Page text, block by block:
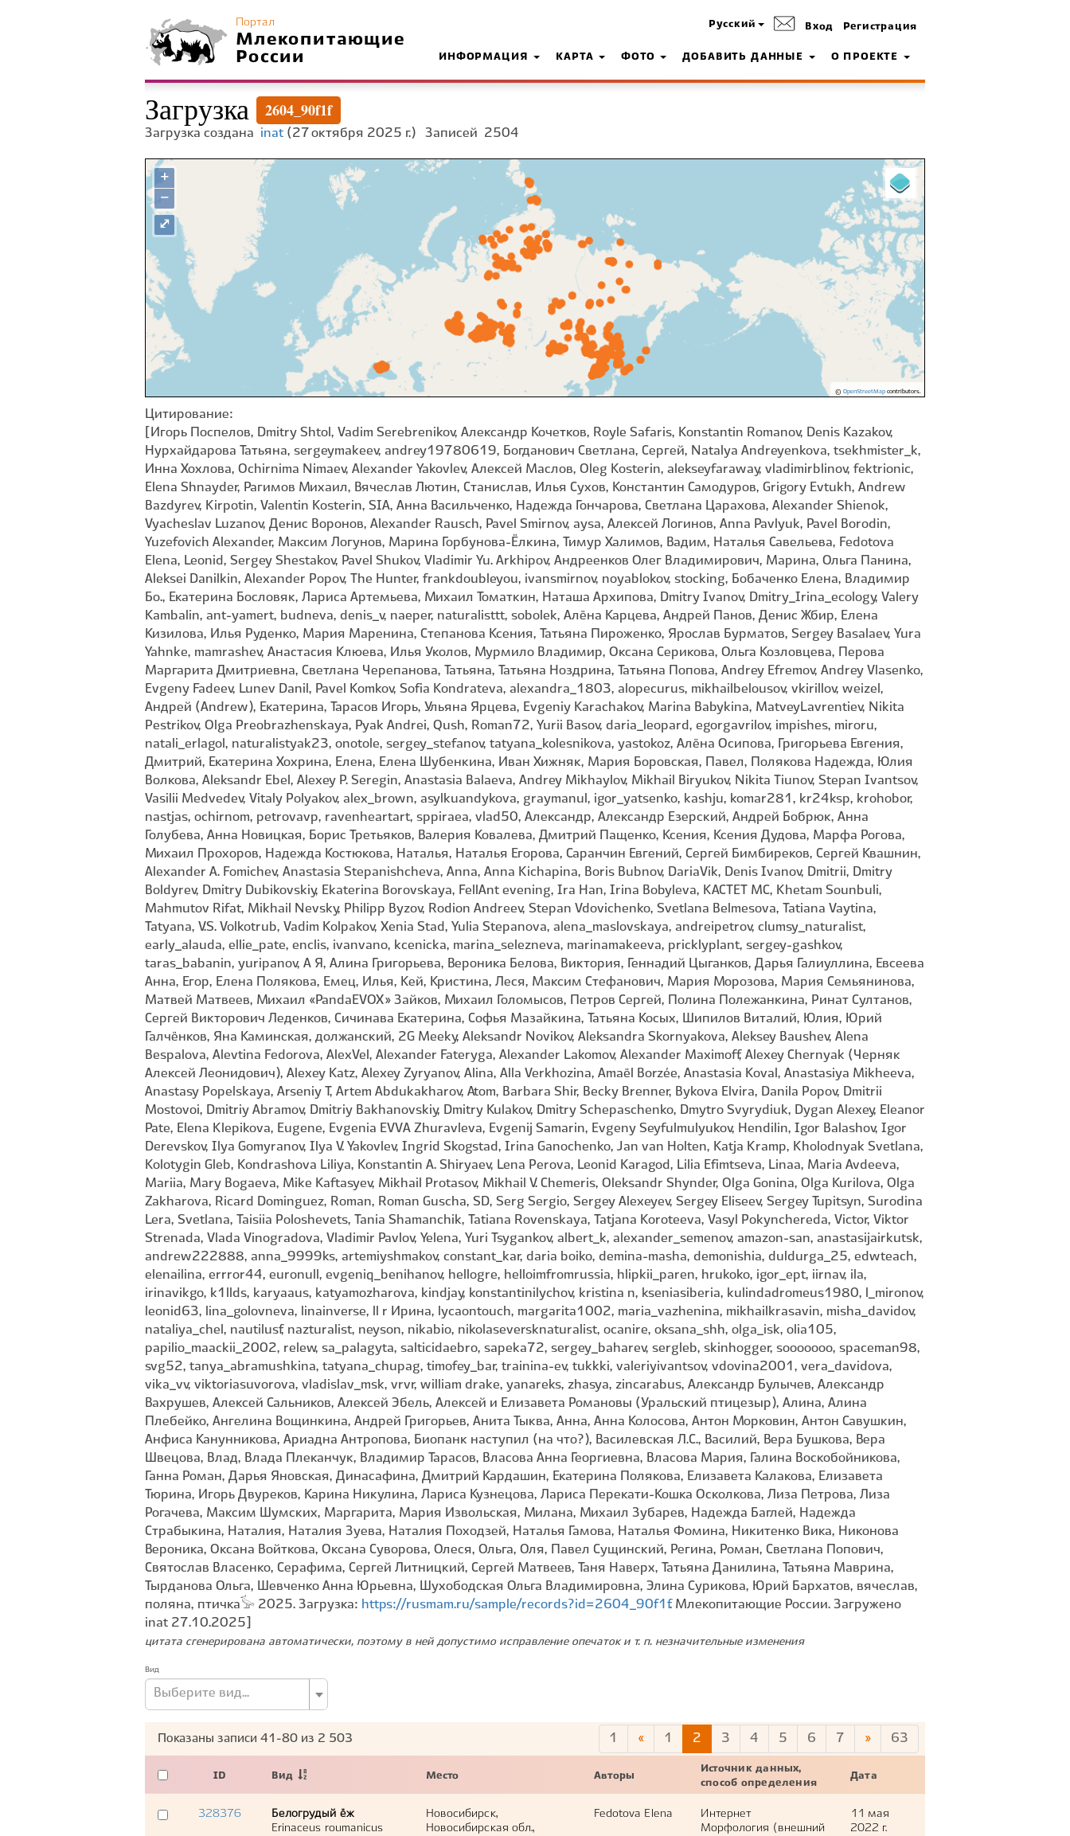
Портал
Млекопитающие
России
Русский Вход Регистрация
ИНФОРМАЦИЯ КАРТА ФОТО ДОБАВИТЬ ДАННЫЕ О ПРОЕКТЕ
Загрузка 2604_90f1f
Загрузка создана inat (27 октября 2025 г.) Записей 2504
+
−
© OpenStreetMapcontributors.
⤢
Цитирование:
[Игорь Поспелов, Dmitry Shtol, Vadim Serebrenikov, Александр Кочетков, Royle Safaris, Konstantin Romanov, Denis Kazakov,
Нурхайдарова Татьяна, sergeymakeev, andrey19780619, Богданович Светлана, Сергей, Natalya Andreyenkova, tsekhmister_k,
Инна Хохлова, Ochirnima Nimaev, Alexander Yakovlev, Алексей Маслов, Oleg Kosterin, alekseyfaraway, vladimirblinov, fektrionic,
Elena Shnayder, Рагимов Михаил, Вячеслав Лютин, Станислав, Илья Сухов, Константин Самодуров, Grigory Evtukh, Andrew
Bazdyrev, Kirpotin, Valentin Kosterin, SIA, Анна Васильченко, Надежда Гончарова, Светлана Царахова, Alexander Shienok,
Vyacheslav Luzanov, Денис Воронов, Alexander Rausch, Pavel Smirnov, aysa, Алексей Логинов, Anna Pavlyuk, Pavel Borodin,
Yuzefovich Alexander, Максим Логунов, Марина Горбунова-Ëлкина, Тимур Халимов, Вадим, Наталья Савельева, Fedotova
Elena, Leonid, Sergey Shestakov, Pavel Shukov, Vladimir Yu. Arkhipov, Андреенков Олег Владимирович, Марина, Ольга Панина,
Aleksei Danilkin, Alexander Popov, The Hunter, frankdoubleyou, ivansmirnov, noyablokov, stocking, Бобаченко Елена, Владимир
Бо., Екатерина Бословяк, Лариса Артемьева, Михаил Томаткин, Наташа Архипова, Dmitry Ivanov, Dmitry_Irina_ecology, Valery
Kambalin, ant-yamert, budneva, denis_v, naeper, naturalisttt, sobolek, Алёна Карцева, Андрей Панов, Денис Жбир, Елена
Кизилова, Илья Руденко, Мария Маренина, Степанова Ксения, Татьяна Пироженко, Ярослав Бурматов, Sergey Basalaev, Yura
Yahnke, mamrashev, Анастасия Клюева, Илья Уколов, Мурмило Владимир, Оксана Серикова, Ольга Козловцева, Перова
Маргарита Дмитриевна, Светлана Черепанова, Татьяна, Татьяна Ноздрина, Татьяна Попова, Andrey Efremov, Andrey Vlasenko,
Evgeny Fadeev, Lunev Danil, Pavel Komkov, Sofia Kondrateva, alexandra_1803, alopecurus, mikhailbelousov, vkirillov, weizel,
Андрей (Andrew), Екатерина, Тарасов Игорь, Ульяна Ярцева, Evgeniy Karachakov, Marina Babykina, MatveyLavrentiev, Nikita
Pestrikov, Olga Preobrazhenskaya, Pyak Andrei, Qush, Roman72, Yurii Basov, daria_leopard, egorgavrilov, impishes, miroru,
natali_erlagol, naturalistyak23, onotole, sergey_stefanov, tatyana_kolesnikova, yastokoz, Алёна Осипова, Григорьева Евгения,
Дмитрий, Екатерина Хохрина, Елена, Елена Шубенкина, Иван Хижняк, Мария Боровская, Павел, Полякова Надежда, Юлия
Волкова, Aleksandr Ebel, Alexey P. Seregin, Anastasia Balaeva, Andrey Mikhaylov, Mikhail Biryukov, Nikita Tiunov, Stepan Ivantsov,
Vasilii Medvedev, Vitaly Polyakov, alex_brown, asylkuandykova, graymanul, igor_yatsenko, kashju, komar281, kr24ksp, krohobor,
nastjas, ochirnom, petrovavp, ravenheartart, sppiraea, vlad50, Александр, Александр Езерский, Андрей Бобрюк, Анна
Голубева, Анна Новицкая, Борис Третьяков, Валерия Ковалева, Дмитрий Пащенко, Ксения, Ксения Дудова, Марфа Рогова,
Михаил Прохоров, Надежда Костюкова, Наталья, Наталья Егорова, Саранчин Евгений, Сергей Бимбиреков, Сергей Квашнин,
Alexander A. Fomichev, Anastasia Stepanishcheva, Anna, Anna Kichapina, Boris Bubnov, DariaVik, Denis Ivanov, Dmitrii, Dmitry
Boldyrev, Dmitry Dubikovskiy, Ekaterina Borovskaya, FellAnt evening, Ira Han, Irina Bobyleva, KACTET MC, Khetam Sounbuli,
Mahmutov Rifat, Mikhail Nevsky, Philipp Byzov, Rodion Andreev, Stepan Vdovichenko, Svetlana Belmesova, Tatiana Vaytina,
Tatyana, V.S. Volkotrub, Vadim Kolpakov, Xenia Stad, Yulia Stepanova, alena_maslovskaya, andreipetrov, clumsy_naturalist,
early_alauda, ellie_pate, enclis, ivanvano, kcenicka, marina_selezneva, marinamakeeva, pricklyplant, sergey-gashkov,
taras_babanin, yuripanov, А Я, Алина Григорьева, Вероника Белова, Виктория, Геннадий Цыганков, Дарья Галиуллина, Евсеева
Анна, Егор, Елена Полякова, Емец, Илья, Кей, Кристина, Леся, Максим Стефанович, Мария Морозова, Мария Семьянинова,
Матвей Матвеев, Михаил «PandaEVOX» Зайков, Михаил Голомысов, Петров Сергей, Полина Полежанкина, Ринат Султанов,
Сергей Викторович Леденков, Сичинава Екатерина, Софья Мазайкина, Татьяна Косых, Шипилов Виталий, Юлия, Юрий
Галчёнков, Яна Каминская, должанский, 2G Meeky, Aleksandr Novikov, Aleksandra Skornyakova, Aleksey Baushev, Alena
Bespalova, Alevtina Fedorova, AlexVel, Alexander Fateryga, Alexander Lakomov, Alexander Maximoff, Alexey Chernyak (Черняк
Алексей Леонидович), Alexey Katz, Alexey Zyryanov, Alina, Alla Verkhozina, Amaël Borzée, Anastasia Koval, Anastasiya Mikheeva,
Anastasy Popelskaya, Arseniy T, Artem Abdukakharov, Atom, Barbara Shir, Becky Brenner, Bykova Elvira, Danila Popov, Dmitrii
Mostovoi, Dmitriy Abramov, Dmitriy Bakhanovskiy, Dmitry Kulakov, Dmitry Schepaschenko, Dmytro Svyrydiuk, Dygan Alexey, Eleanor
Pate, Elena Klepikova, Eugene, Evgenia EVVA Zhuravleva, Evgenij Samarin, Evgeny Seyfulmulyukov, Hendilin, Igor Balashov, Igor
Derevskov, Ilya Gomyranov, Ilya V. Yakovlev, Ingrid Skogstad, Irina Ganochenko, Jan van Holten, Katja Kramp, Kholodnyak Svetlana,
Kolotygin Gleb, Kondrashova Liliya, Konstantin A. Shiryaev, Lena Perova, Leonid Karagod, Lilia Efimtseva, Linaa, Maria Avdeeva,
Mariia, Mary Bogaeva, Mike Kaftasyev, Mikhail Protasov, Mikhail V. Chemeris, Oleksandr Shynder, Olga Gonina, Olga Kurilova, Olga
Zakharova, Ricard Dominguez, Roman, Roman Guscha, SD, Serg Sergio, Sergey Alexeyev, Sergey Eliseev, Sergey Tupitsyn, Surodina
Lera, Svetlana, Taisiia Poloshevets, Tania Shamanchik, Tatiana Rovenskaya, Tatjana Koroteeva, Vasyl Pokynchereda, Victor, Viktor
Strenada, Vlada Vinogradova, Vladimir Pavlov, Yelena, Yuri Tsygankov, albert_k, alexander_semenov, amazon-san, anastasijairkutsk,
andrew222888, anna_9999ks, artemiyshmakov, constant_kar, daria boiko, demina-masha, demonishia, duldurga_25, edwteach,
elenailina, errror44, euronull, evgeniq_benihanov, hellogre, helloimfromrussia, hlipkii_paren, hrukoko, igor_ept, iirnav, ila,
irinavikgo, k1llds, karyaaus, katyamozharova, kindjay, konstantinilychov, kristina n, kseniasiberia, kulindadromeus1980, l_mironov,
leonid63, lina_golovneva, linainverse, ll r Ирина, lycaontouch, margarita1002, maria_vazhenina, mikhailkrasavin, misha_davidov,
nataliya_chel, nautilusf, nazturalist, neyson, nikabio, nikolaseversknaturalist, ocanire, oksana_shh, olga_isk, olia105,
papilio_maackii_2002, relew, sa_palagyta, salticidaebro, sapeka72, sergey_baharev, sergleb, skinhogger, sooooooo, spaceman98,
svg52, tanya_abramushkina, tatyana_chupag, timofey_bar, trainina-ev, tukkki, valeriyivantsov, vdovina2001, vera_davidova,
vika_vv, viktoriasuvorova, vladislav_msk, vrvr, william drake, yanareks, zhasya, zincarabus, Александр Булычев, Александр
Вахрушев, Алексей Сальников, Алексей Эбель, Алексей и Елизавета Романовы (Уральский птицезыр), Алина, Алина
Плебейко, Ангелина Вощинкина, Андрей Григорьев, Анита Тыква, Анна, Анна Колосова, Антон Морковин, Антон Савушкин,
Анфиса Канунникова, Ариадна Антропова, Биопанк наступил (на что?), Василевская Л.С., Василий, Вера Бушкова, Вера
Швецова, Влад, Влада Плеканчук, Владимир Тарасов, Власова Анна Георгиевна, Власова Мария, Галина Воскобойникова,
Ганна Роман, Дарья Яновская, Динасафина, Дмитрий Кардашин, Екатерина Полякова, Елизавета Калакова, Елизавета
Тюрина, Игорь Двуреков, Карина Никулина, Лариса Кузнецова, Лариса Перекати-Кошка Осколкова, Лиза Петрова, Лиза
Рогачева, Максим Шумских, Маргарита, Мария Извольская, Милана, Михаил Зубарев, Надежда Баглей, Надежда
Страбыкина, Наталия, Наталия Зуева, Наталия Походзей, Наталья Гамова, Наталья Фомина, Никитенко Вика, Никонова
Вероника, Оксана Войткова, Оксана Суворова, Олеся, Ольга, Оля, Павел Сущинский, Регина, Роман, Светлана Попович,
Святослав Власенко, Серафима, Сергей Литницкий, Сергей Матвеев, Таня Наверх, Татьяна Данилина, Татьяна Маврина,
Тырданова Ольга, Шевченко Анна Юрьевна, Шухободская Ольга Владимировна, Элина Сурикова, Юрий Бархатов, вячеслав,
поляна, птичка𓅚 2025. Загрузка: https://rusmam.ru/sample/records?id=2604_90f1f. Млекопитающие России. Загружено
inat 27.10.2025]
цитата сгенерирована автоматически, поэтому в ней допустимо исправление опечаток и т. п. незначительные изменения
Вид
Выберите вид...
1 « 1 2 3 4 5 6 7 » 63
Показаны записи 41-80 из 2 503
ID Вид Место Авторы
Источник данных,
способ определения
Дата
328376
Белогрудый ёж
Erinaceus roumanicus
Новосибирск,
Новосибирская обл.,
Fedotova Elena
Интернет
Морфология (внешний
11 мая
2022 г.